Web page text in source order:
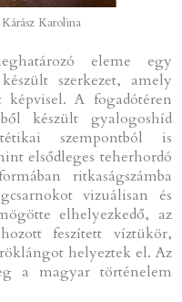
Karolina
eleme egy
szerkezet, amely
A fogadótéren
készült gyalogoshíd
szempontból is
elsődleges teherhordó
ritkaságszámba
vizuálisan és
elhelyezkedő, az
feszített víztükör,
helyeztek el. Az
a magyar történelem